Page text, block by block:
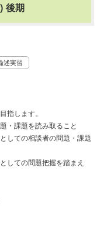
後期
述実習
指します。
・課題を読み取ること
しての相談者の問題・課題
しての問題把握を踏まえ